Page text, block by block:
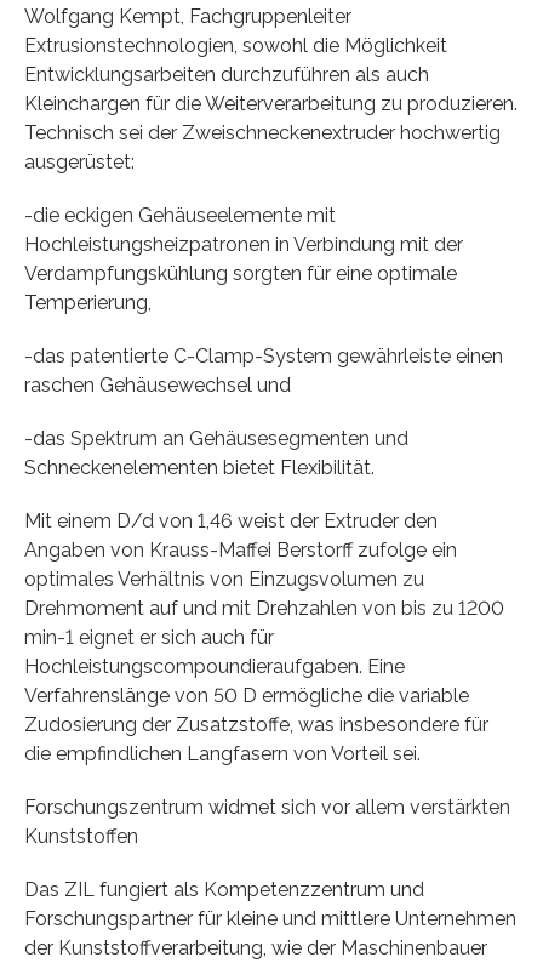
Wolfgang Kempt, Fachgruppenleiter
Extrusionstechnologien, sowohl die Möglichkeit
Entwicklungsarbeiten durchzuführen als auch
Kleinchargen für die Weiterverarbeitung zu produzieren.
Technisch sei der Zweischneckenextruder hochwertig
ausgerüstet:
-die eckigen Gehäuseelemente mit
Hochleistungsheizpatronen in Verbindung mit der
Verdampfungskühlung sorgten für eine optimale
Temperierung,
-das patentierte C-Clamp-System gewährleiste einen
raschen Gehäusewechsel und
-das Spektrum an Gehäusesegmenten und
Schneckenelementen bietet Flexibilität.
Mit einem D/d von 1,46 weist der Extruder den
Angaben von Krauss-Maffei Berstorff zufolge ein
optimales Verhältnis von Einzugsvolumen zu
Drehmoment auf und mit Drehzahlen von bis zu 1200
min-1 eignet er sich auch für
Hochleistungscompoundieraufgaben. Eine
Verfahrenslänge von 50 D ermögliche die variable
Zudosierung der Zusatzstoffe, was insbesondere für
die empfindlichen Langfasern von Vorteil sei.
Forschungszentrum widmet sich vor allem verstärkten
Kunststoffen
Das ZIL fungiert als Kompetenzzentrum und
Forschungspartner für kleine und mittlere Unternehmen
der Kunststoffverarbeitung, wie der Maschinenbauer